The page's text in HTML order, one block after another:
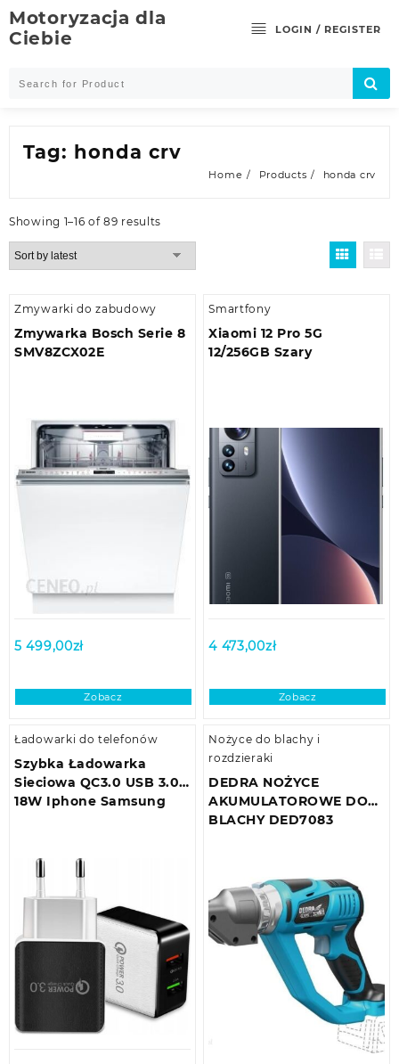
Skip
to
content
Motoryzacja dla
Ciebie
LOGIN / REGISTER
Tag: honda crv
Home Products honda crv
Showing 1–16 of 89 results
Zmywarki do zabudowy
Zmywarka Bosch Serie 8
SMV8ZCX02E
5 499,00zł
Zobacz
Smartfony
Xiaomi 12 Pro 5G
12/256GB Szary
4 473,00zł
Zobacz
Ładowarki do telefonów
Szybka Ładowarka
Sieciowa QC3.0 USB 3.0
18W Iphone Samsung
Nożyce do blachy i
rozdzieraki
DEDRA NOŻYCE
AKUMULATOROWE DO
BLACHY DED7083